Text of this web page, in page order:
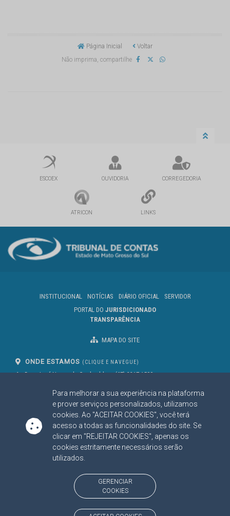
Para melhorar a sua experiência na plataforma
e prover serviços personalizados, utilizamos
cookies. Ao "ACEITAR COOKIES", você terá
acesso a todas as funcionalidades do site. Se
clicar em "REJEITAR COOKIES", apenas os
cookies estritamente necessários serão
utilizados.
GERENCIAR
COOKIES
Página Inicial
Voltar
Não imprima, compartilhe
ESCOEX OUVIDORIA CORREGEDORIA
ATRICON LINKS
INSTITUCIONAL NOTÍCIAS DIÁRIO OFICIAL
SERVIDOR
PORTAL DO JURISDICIONADO
TRANSPARÊNCIA
MAPA DO SITE
ONDE ESTAMOS (CLIQUE E NAVEGUE)
Av. Des. José Nunes da Cunha, bloco
Campo Grande/MS
CEP: 79031-310
(67) 3317-1500
SIGA NOSSAS REDES SOCIAIS
Linked InYoutube
Facebook
X
BAIXE NOSSO APLICATIVO